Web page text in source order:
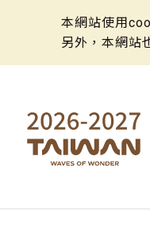
本網站使用
另外，本網站